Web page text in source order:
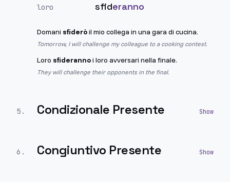
loro sfideranno
Domani sfideròil mio collega in una gara di cucina.
Tomorrow, I will challenge my colleague to a cooking contest.
Loro sfiderannoi loro avversari nella finale.
They will challenge their opponents in the final.
5 . Condizionale Presente
6 . Congiuntivo Presente